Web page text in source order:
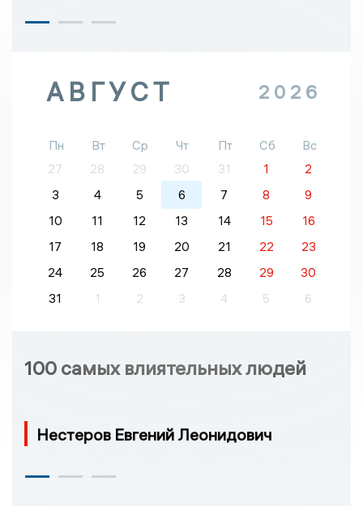
АВГУСТ 2026
Пн Вт Ср Чт Пт Сб
Вс
27
28 29 30 31 1
2
3
4 5 6 7 8
9
10
11 12 13 14 15
16
17
18 19 20 21 22
23
24
25 26 27 28 29
30
31
1 2 3 4 5 6
100 самых влиятельных людей
Нестеров Евгений Леонидович